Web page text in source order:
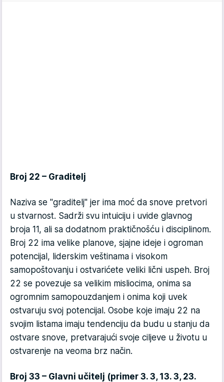
Broj 22 – Graditelj
Naziva se "graditelj" jer ima moć da snove pretvori
u stvarnost. Sadrži svu intuiciju i uvide glavnog
broja 11, ali sa dodatnom praktičnošću i disciplinom.
Broj 22 ima velike planove, sjajne ideje i ogroman
potencijal, liderskim veštinama i visokom
samopoštovanju i ostvarićete veliki lični uspeh. Broj
22 se povezuje sa velikim misliocima, onima sa
ogromnim samopouzdanjem i onima koji uvek
ostvaruju svoj potencijal. Osobe koje imaju 22 na
svojim listama imaju tendenciju da budu u stanju da
ostvare snove, pretvarajući svoje ciljeve u životu u
ostvarenje na veoma brz način.
Broj 33 – Glavni učitelj (primer 3. 3, 13. 3, 23.